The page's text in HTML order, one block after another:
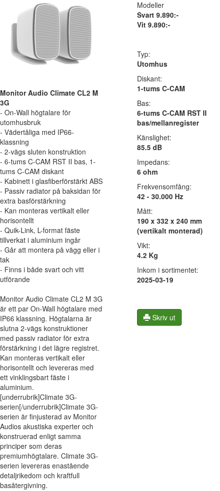
Monitor Audio Climate CL2 M
3G
- On-Wall högtalare för
utomhusbruk
- Vädertåliga med IP66-
klassning
- 2-vägs sluten konstruktion
- 6-tums C-CAM RST II bas, 1-
tums C-CAM diskant
- Kabinett i glasfiberförstärkt ABS
- Passiv radiator på baksidan för
extra basförstärkning
- Kan monteras vertikalt eller
horisontellt
- Quik-Link, L-format fäste
tillverkat i aluminium ingår
- Går att montera på vägg eller i
tak
- Finns i både svart och vitt
utförande
Monitor Audio Climate CL2 M 3G
är ett par On-Wall högtalare med
IP66 klassning. Högtalarna är
slutna 2-vägs konstruktioner
med passiv radiator för extra
förstärkning i det lägre registret.
Kan monteras vertikalt eller
horisontellt och levereras med
ett vinklingsbart fäste i
aluminium.
[underrubrik]Climate 3G-
serien[/underrubrik]Climate 3G-
serien är finjusterad av Monitor
Audios akustiska experter och
konstruerad enligt samma
principer som deras
premiumhögtalare. Climate 3G-
serien levereras enastående
detaljrikedom och kraftfull
basåtergivning.
Modeller
Svart 9.890:-
Vit 9.890:-
Typ:
Utomhus
Diskant:
1-tums C-CAM
Bas:
6-tums C-CAM RST II
bas/mellanregister
Känslighet:
85.5 dB
Impedans:
6 ohm
Frekvensomfång:
42 - 30.000 Hz
Mått:
190 x 332 x 240 mm
(vertikalt monterad)
Vikt:
4.2 Kg
Inkom i sortimentet:
2025-03-19
Skriv ut